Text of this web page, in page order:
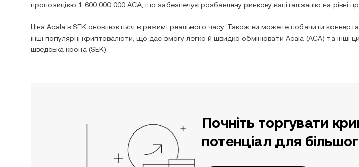
пропозицією 1 600 000 000 ACA , що забезпечує розбавлену ринкову капіталізацію на рівні
Ціна Acala в SEK оновлюється в режимі реального часу. Також ви можете побачити
інші популярні криптовалюти, що дає змогу легко й швидко обмінювати Acala (ACA) та інші
шведська крона (SEK).
Почніть торгувати
потенціал для